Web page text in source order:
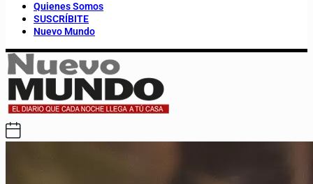
Quienes Somos
SUSCRÍBITE
Nuevo Mundo